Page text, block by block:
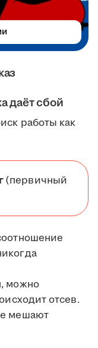
даёт сбой
работы как
(первичный
можно
отсев.
мешают